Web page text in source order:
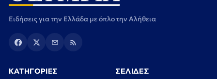
Ειδήσεις για την Ελλάδα με όπλο την Αλήθεια
ΚΑΤΗΓΟΡΙΕΣ ΣΕΛΙΔΕΣ